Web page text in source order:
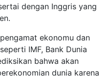
dengan Inggris yang
ekonomu dan
IMF, Bank Dunia
bahwa akan
dunia karena